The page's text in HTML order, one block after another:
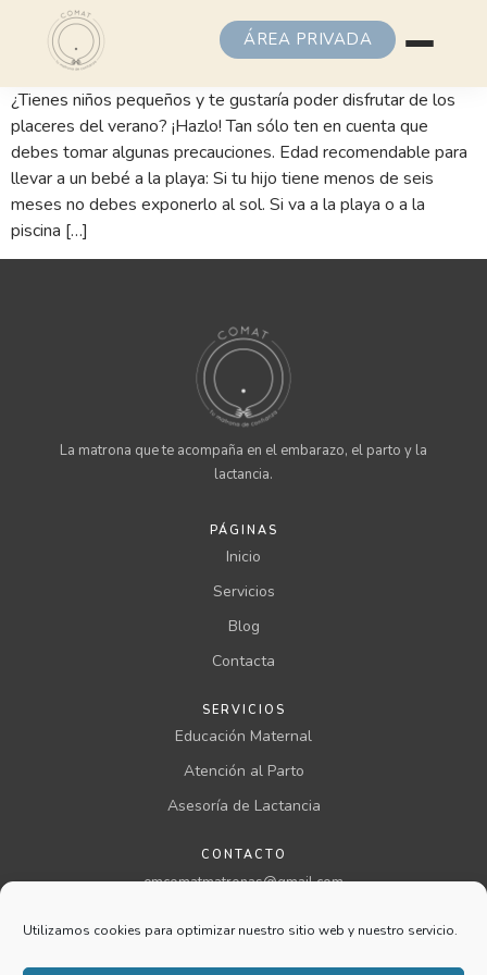
Utilizamos cookies para optimizar nuestro sitio web y nuestro servicio.
ÁREA PRIVADA
¿Tienes niños pequeños y te gustaría poder disfrutar de los
placeres del verano? ¡Hazlo! Tan sólo ten en cuenta que
debes tomar algunas precauciones. Edad recomendable para
llevar a un bebé a la playa: Si tu hijo tiene menos de seis
meses no debes exponerlo al sol. Si va a la playa o a la
piscina […]
La matrona que te acompaña en el embarazo, el parto y la
lactancia.
PÁGINAS
Inicio
Servicios
Blog
Contacta
SERVICIOS
Educación Maternal
Atención al Parto
Asesoría de Lactancia
CONTACTO
emcomatmatronas@gmail.com
@comatmatronas